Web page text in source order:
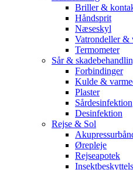
Briller &
Håndsprit
Næseskyl
Vatrondeller &
Termometer
Sår &
Forbindinger
Kulde &
Plaster
Sårdesinfektion
Desinfektion
Rejse & Sol
Ørepleje
Rejseapotek